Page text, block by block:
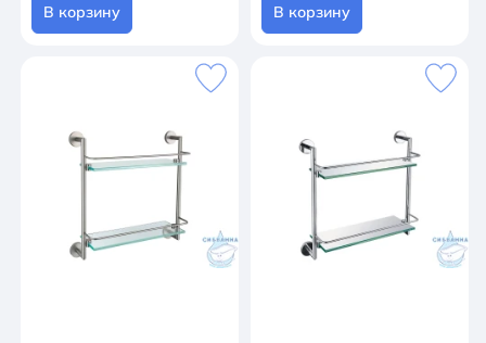
В корзину В корзину